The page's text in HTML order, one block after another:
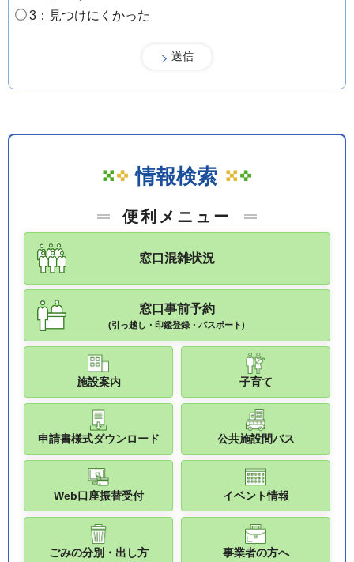
3：見つけにくかった
情報検索
便利メニュー
窓口混雑状況
窓口事前予約
(引っ越し・印鑑登録・パスポート)
施設案内 子育て
申請書様式ダウンロード 公共施設間バス
Web口座振替受付 イベント情報
ごみの分別・出し方 事業者の方へ